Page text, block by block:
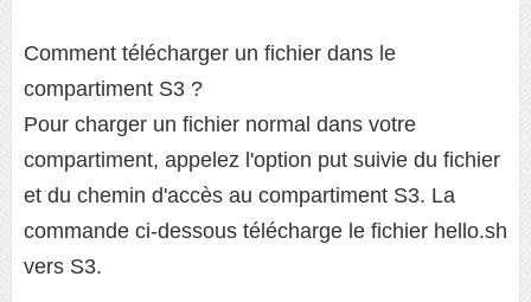
Comment télécharger un fichier dans le
compartiment S3 ?
Pour charger un fichier normal dans votre
compartiment, appelez l'option put suivie du fichier
et du chemin d'accès au compartiment S3. La
commande ci-dessous télécharge le fichier hello.sh
vers S3.